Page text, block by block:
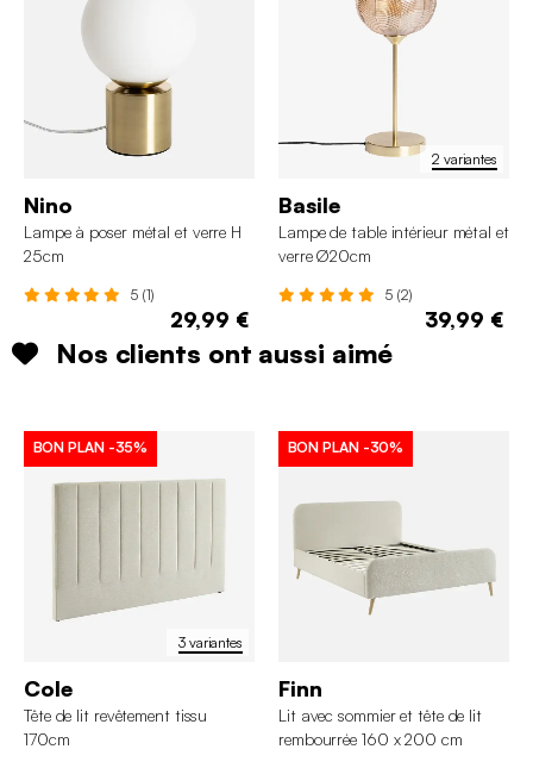
Nino
Lampe à poser métal et verre H
25cm
5 (1)
29,99 €
2 variantes
Basile
Lampe de table intérieur métal et
verre Ø20cm
5 (2)
39,99 €
Nos clients ont aussi aimé
3 variantes
BON PLAN -35%
Cole
Tête de lit revêtement tissu
170cm
BON PLAN -30%
Finn
Lit avec sommier et tête de lit
rembourrée 160 x 200 cm